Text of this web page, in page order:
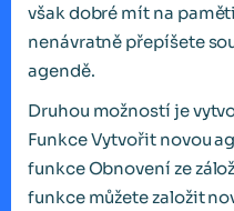
však dobré mít na
nenávratně přepíšete
agendě.
Druhou možností je
Funkce Vytvořit novou
funkce Obnovení ze
funkce můžete založit